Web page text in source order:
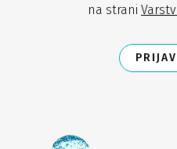
na strani